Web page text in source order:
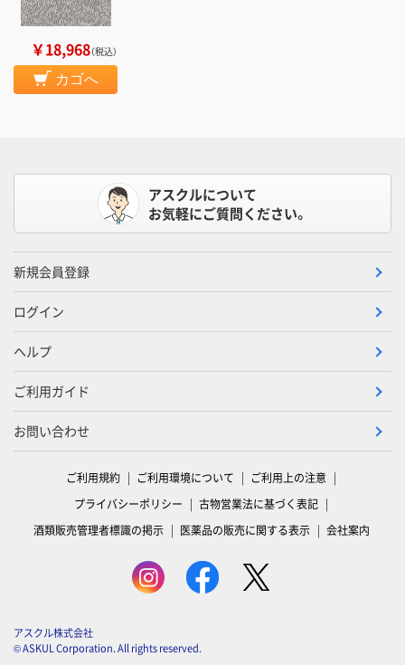
￥18,968（税込）
カゴへ
アスクルについて
お気軽にご質問ください。
新規会員登録
ログイン
ヘルプ
ご利用ガイド
お問い合わせ
ご利用規約 ご利用環境について
ご利用上の注意
プライバシーポリシー
古物営業法に基づく表記
酒類販売管理者標識の掲示
医薬品の販売に関する表示 会社案内
アスクル株式会社
© ASKUL Corporation. All rights reserved.